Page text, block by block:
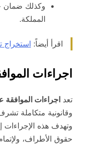
وكذلك ضمان
المملكة.
اقرأ أيضاً: استخراج
اجراءات
تعد اجراءات الموافقة
وقانونية متكاملة
وتهدف هذه
حقوق الأطراف،